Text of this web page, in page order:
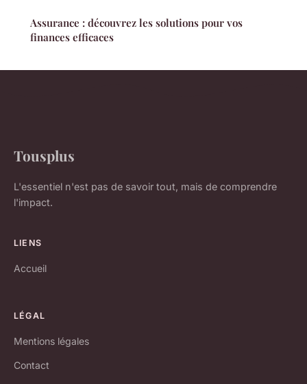
Assurance : découvrez les solutions pour vos
finances efficaces
Tousplus
L'essentiel n'est pas de savoir tout, mais de comprendre
l'impact.
LIENS
Accueil
LÉGAL
Mentions légales
Contact